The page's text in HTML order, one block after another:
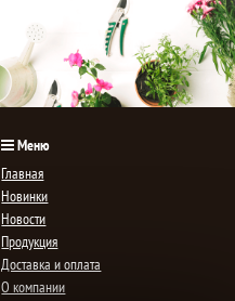
Меню
Главная
Новинки
Новости
Продукция
Доставка и оплата
О компании